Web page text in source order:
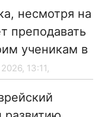
несмотря на
преподавать
ученикам в
13:11,